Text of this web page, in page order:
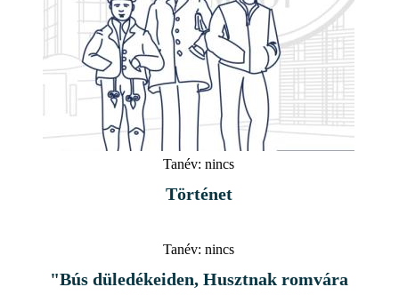
Tanév: nincs
Történet
Tanév: nincs
"Bús düledékeiden, Husztnak romvára